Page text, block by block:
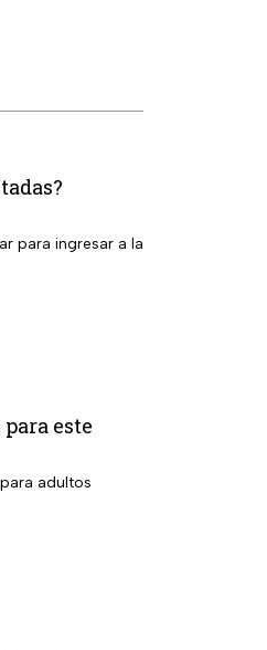
para ingresar a la
este
adultos